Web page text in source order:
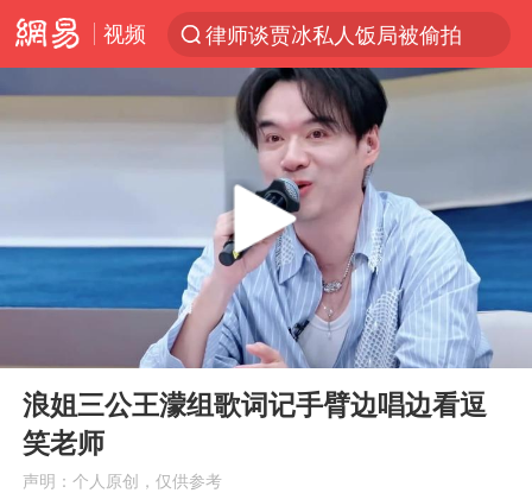
视频
律师谈贾冰私人饭局被偷拍
台风“白海豚”登陆 各地各部门全力应对
克雷桑回应绝杀津门虎
人形机器人第一股
江苏昆山升级发布暴雨红警
多地银行上调存款利率
上海地铁4条线路全线停运
4.2平卫生间补漏注胶花1.55万
武汉3名城管协管员殴打摊主被刑拘
宇树申购 中一签有望赚20万元
Play
00:34
浪姐三公王濛组歌词记手臂边唱边看逗
笑老师
声明：个人原创，仅供参考